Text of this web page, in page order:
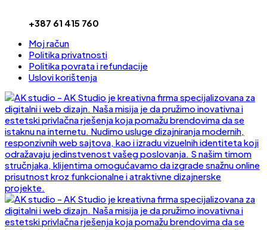
+387 61 415 760
Moj račun
Politika privatnosti
Politika povrata i refundacije
Uslovi korištenja